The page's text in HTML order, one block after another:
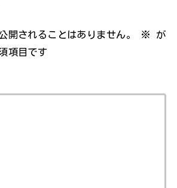
開されることはありません。 ※
が
項目です